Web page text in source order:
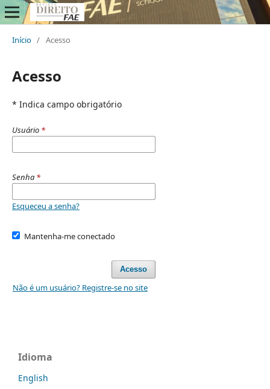
Início / Acesso
Acesso
* Indica campo obrigatório
Usuário *
Senha *
Esqueceu a senha?
Mantenha-me conectado
Acesso
Não é um usuário? Registre-se no site
Idioma
English